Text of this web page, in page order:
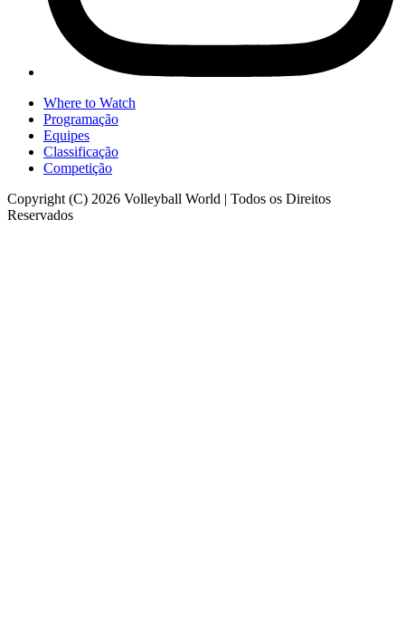
Where to Watch
Programação
Equipes
Classificação
Competição
Copyright (C) 2026 Volleyball World | Todos os Direitos
Reservados